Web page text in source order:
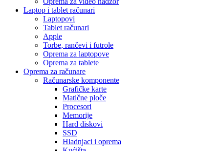
Laptop i tablet računari
Laptopovi
Tablet računari
Apple
Torbe, rančevi i futrole
Oprema za laptopove
Oprema za tablete
Oprema za računare
Računarske komponente
Grafičke karte
Matične ploče
Procesori
Memorije
Hard diskovi
SSD
Hladnjaci i oprema